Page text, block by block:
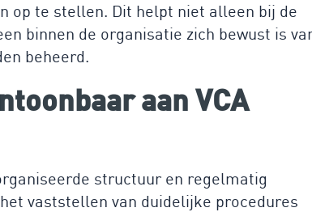
op te stellen. Dit helpt niet alleen bij de
binnen de organisatie zich bewust is
beheerd.
aan VCA
structuur en regelmatig
vaststellen van duidelijke procedures